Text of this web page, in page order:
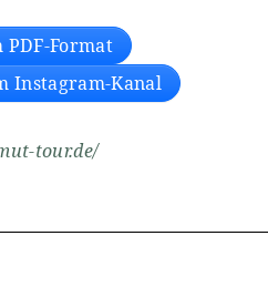
Format
Instagram-Kanal
tour.de/